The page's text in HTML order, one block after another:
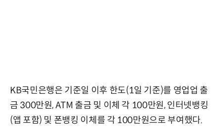
KB국민은행은 기준일 이후 한도(1일 기준)를 영업업 출
금 300만원, ATM 출금 및 이체 각 100만원, 인터넷뱅킹
(앱 포함) 및 폰뱅킹 이체를 각 100만원으로 부여했다.